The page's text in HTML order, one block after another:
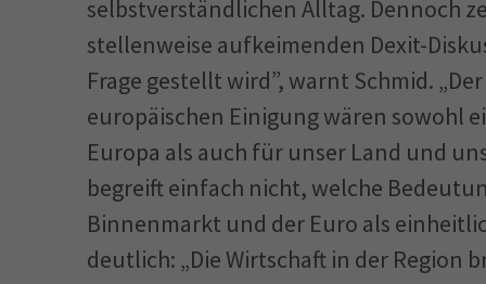
selbstverständlichen Alltag. Dennoch
stellenweise aufkeimenden Dexit-
Frage gestellt wird”, warnt Schmid.
europäischen Einigung wären sowohl
Europa als auch für unser Land und
begreift einfach nicht, welche
Binnenmarkt und der Euro als
deutlich: „Die Wirtschaft in der Region